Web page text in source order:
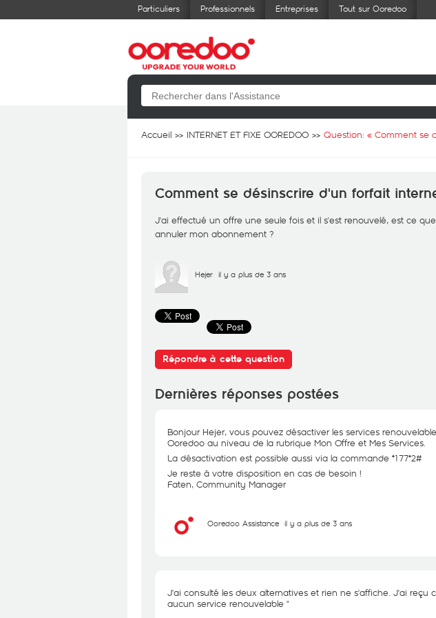
Particuliers Professionnels Entreprises Tout sur Ooredoo
Accueil INTERNET ET FIXE OOREDOO Question: « Comment se
Comment se désinscrire d'un forfait
J'ai effectué un offre une seule fois et il s'est renouvelé, est ce
annuler mon abonnement ?
Hejer il y a plus de 3 ans
Répondre à cette question
Dernières réponses postées
Bonjour Hejer, vous pouvez désactiver les services
Ooredoo au niveau de la rubrique Mon Offre et Mes Services.
La désactivation est possible aussi via la commande *177*2#
Je reste à votre disposition en cas de besoin !
Faten, Community Manager
Ooredoo Assistance il y a plus de 3 ans
J'ai consulté les deux alternatives et rien ne s'affiche. J'ai reçu
aucun service renouvelable "